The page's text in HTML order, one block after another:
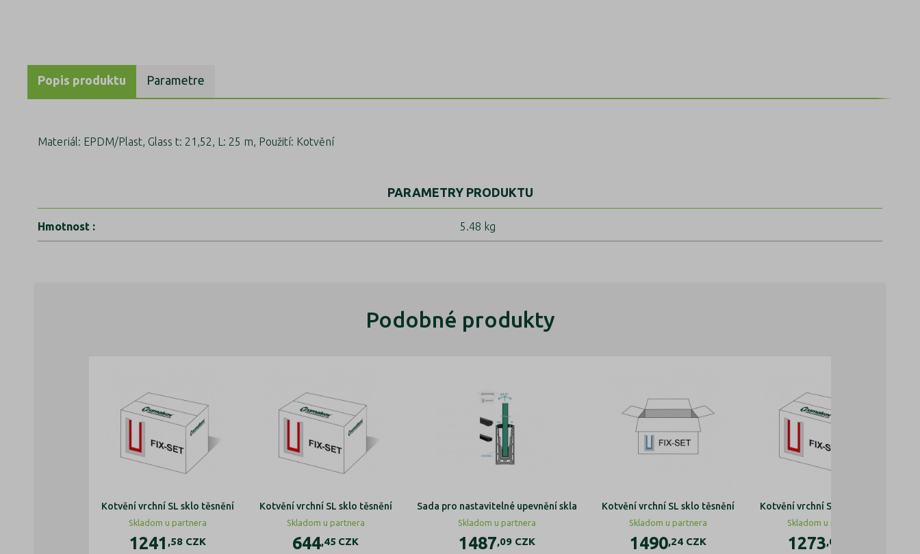
Popis produktu Parametre
Materiál: EPDM/Plast, Glass t: 21,52, L: 25 m, Použití: Kotvění
PARAMETRY PRODUKTU
Hmotnost : 5.48 kg
Podobné produkty
Kotvění vrchní SL sklo těsnění
Skladom u partnera
1241,58 CZK
Kotvění vrchní SL sklo těsnění
Skladom u partnera
644,45 CZK
Sada pro nastavitelné upevnění skla
Skladom u partnera
1487,09 CZK
Kotvění vrchní SL sklo těsnění
Skladom u partnera
1490,24 CZK
Kotvění vrchní SL sklo těsnění
Skladom u partnera
1273,04